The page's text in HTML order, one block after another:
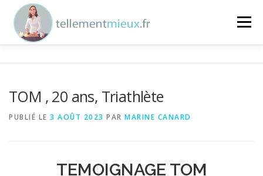
Aller au contenu
Menu
NUTRITION
TOM , 20 ans, Triathlète
PUBLIÉ LE 3 AOÛT 2023 PAR MARINE CANARD
TEMOIGNAGE TOM